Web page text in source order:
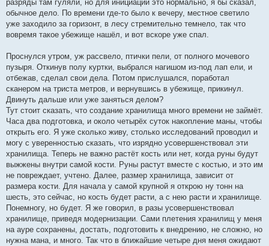
разряды там гуляли, но для инициации это нормально, я бы сказал,
обычное дело. По времени где-то было к вечеру, местное светило
уже заходило за горизонт, в лесу стремительно темнело, так что
вовремя такое убежище нашёл, и вот вскоре уже спал.
Проснулся утром, уж рассвело, птички пели, от полного мочевого
пузыря. Откинув полу куртки, выбрался нагишом из-под лап ели, и
отбежав, сделал свои дела. Потом прислушался, поработал
сканером на триста метров, и вернувшись в убежище, прикинул.
Двинуть дальше или уже заняться делом?
Тут стоит сказать, что создание хранилища много времени не займёт.
Часа два подготовка, и около четырёх суток накопление маны, чтобы
открыть его. Я уже сколько живу, столько исследований проводил и
могу с уверенностью сказать, что изрядно усовершенствовал эти
хранилища. Теперь не важно растёт кость или нет, когда руны будут
выжжены внутри самой кости. Руны растут вместе с костью, и это им
не повреждает, учтено. Далее, размер хранилища, зависит от
размера кости. Для начала у самой крупной я открою ну тонн на
шесть, это сейчас, но кость будет расти, а с нею расти и хранилище.
Понемногу, но будет. Я же говорил, в разы усовершенствовал
хранилище, приведя модернизации. Сами плетения хранилищ у меня
на ауре сохранены, достать, подготовить к внедрению, не сложно, но
нужна мана, и много. Так что в ближайшие четыре дня меня ожидают